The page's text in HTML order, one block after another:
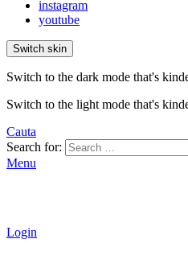
instagram
youtube
Switch skin
Switch to the dark mode that's
Switch to the light mode that's
Cauta
Search for:
Menu
Login